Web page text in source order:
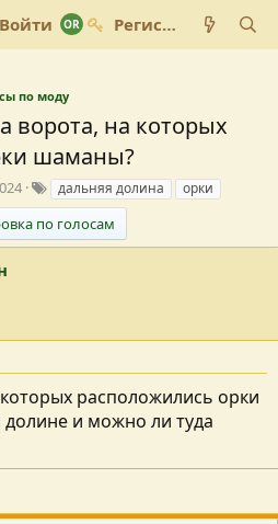
Войти Регистрация
по моду
ворота, на которых
шаманы?
Т
е
г
и
дальняя долина орки
по голосам
расположились орки
и можно ли туда